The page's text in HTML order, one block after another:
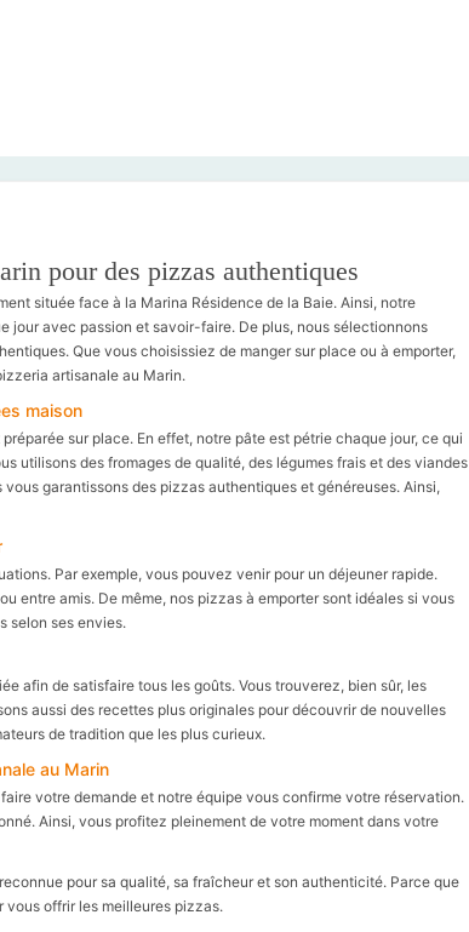
pour des pizzas authentiques
située face à la Marina Résidence de la Baie. Ainsi, notre
jour avec passion et savoir-faire. De plus, nous sélectionnons
Que vous choisissiez de manger sur place ou à emporter,
artisanale au Marin.
maison
sur place. En effet, notre pâte est pétrie chaque jour, ce qui
utilisons des fromages de qualité, des légumes frais et des viandes
garantissons des pizzas authentiques et généreuses. Ainsi,
Par exemple, vous pouvez venir pour un déjeuner rapide.
entre amis. De même, nos pizzas à emporter sont idéales si vous
selon ses envies.
afin de satisfaire tous les goûts. Vous trouverez, bien sûr, les
aussi des recettes plus originales pour découvrir de nouvelles
de tradition que les plus curieux.
au Marin
votre demande et notre équipe vous confirme votre réservation.
Ainsi, vous profitez pleinement de votre moment dans votre
reconnue pour sa qualité, sa fraîcheur et son authenticité. Parce que
offrir les meilleures pizzas.